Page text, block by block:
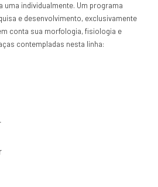
uma individualmente. Um programa
e desenvolvimento, exclusivamente
conta sua morfologia, fisiologia e
contempladas nesta linha: